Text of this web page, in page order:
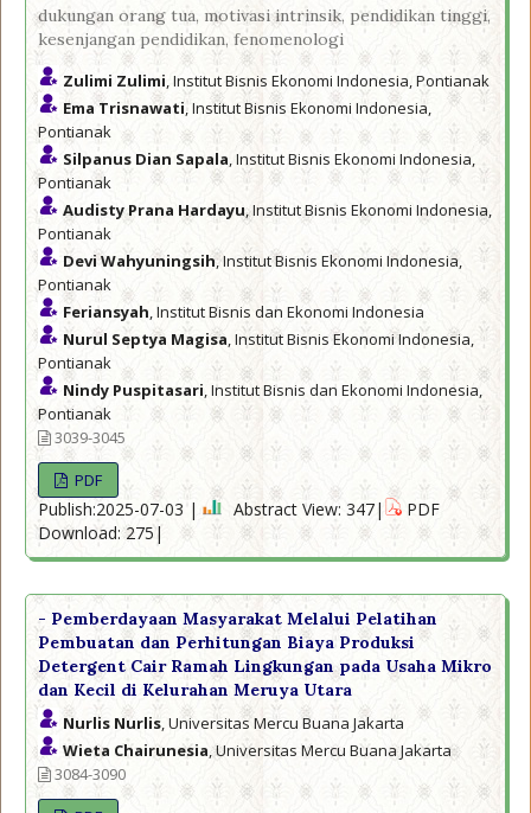
dukungan orang tua, motivasi intrinsik, pendidikan tinggi,
kesenjangan pendidikan, fenomenologi
Zulimi Zulimi, Institut Bisnis Ekonomi Indonesia, Pontianak
Ema Trisnawati, Institut Bisnis Ekonomi Indonesia,
Pontianak
Silpanus Dian Sapala, Institut Bisnis Ekonomi Indonesia,
Pontianak
Audisty Prana Hardayu, Institut Bisnis Ekonomi Indonesia,
Pontianak
Devi Wahyuningsih, Institut Bisnis Ekonomi Indonesia,
Pontianak
Feriansyah, Institut Bisnis dan Ekonomi Indonesia
Nurul Septya Magisa, Institut Bisnis Ekonomi Indonesia,
Pontianak
Nindy Puspitasari, Institut Bisnis dan Ekonomi Indonesia,
Pontianak
3039-3045
PDF
Publish:2025-07-03 | Abstract View: 347|
PDF
Download: 275|
- Pemberdayaan Masyarakat Melalui Pelatihan
Pembuatan dan Perhitungan Biaya Produksi
Detergent Cair Ramah Lingkungan pada Usaha Mikro
dan Kecil di Kelurahan Meruya Utara
Nurlis Nurlis, Universitas Mercu Buana Jakarta
Wieta Chairunesia, Universitas Mercu Buana Jakarta
3084-3090